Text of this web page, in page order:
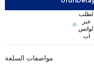
مواصفات السلعة